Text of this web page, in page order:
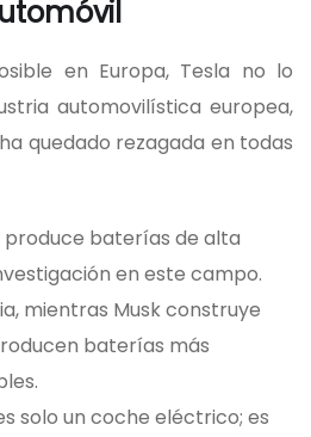
en Europa, Tesla no lo
automovilística europea,
quedado rezagada en todas
produce baterías de alta
en este campo.
mientras Musk construye
baterías más
solo un coche eléctrico; es